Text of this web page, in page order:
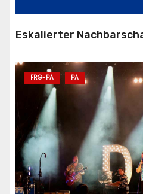
Eskalierter
FRG-PA PA